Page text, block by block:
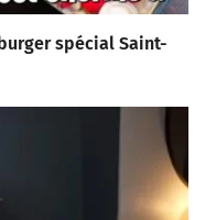
spécial Saint-